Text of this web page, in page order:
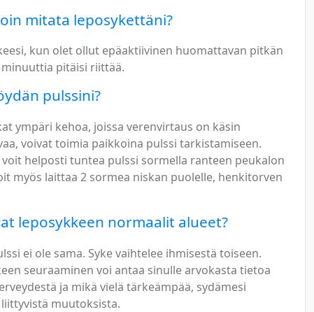
mitata leposykettäni?
kun olet ollut epäaktiivinen huomattavan pitkän
minuuttia pitäisi riittää.
pulssini?
ympäri kehoa, joissa verenvirtaus on käsin
voivat toimia paikkoina pulssi tarkistamiseen.
helposti tuntea pulssi sormella ranteen peukalon
myös laittaa 2 sormea niskan puolelle, henkitorven
leposykkeen normaalit alueet?
ei ole sama. Syke vaihtelee ihmisestä toiseen.
seuraaminen voi antaa sinulle arvokasta tietoa
ja mikä vielä tärkeämpää, sydämesi
muutoksista.